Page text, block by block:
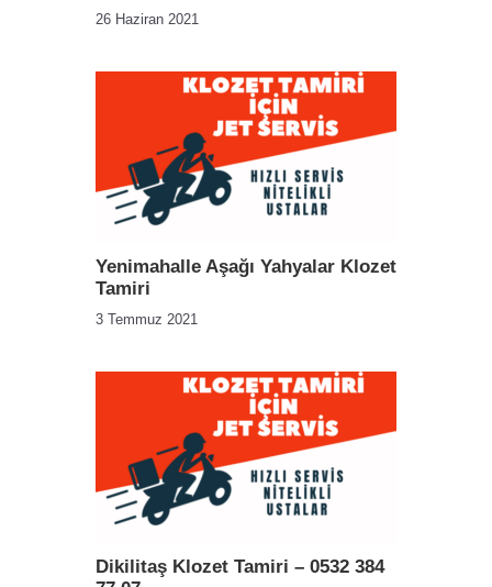
26 Haziran 2021
Yenimahalle Aşağı Yahyalar Klozet
Tamiri
3 Temmuz 2021
Dikilitaş Klozet Tamiri – 0532 384